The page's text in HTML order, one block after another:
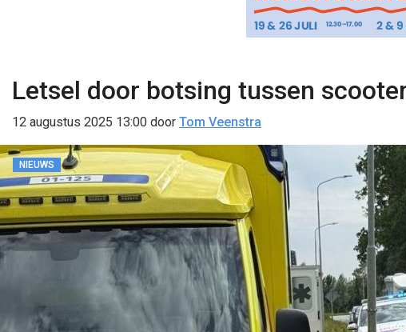
Letsel door botsing tussen
12 augustus 2025 13:00 door Tom Veenstra
NIEUWS